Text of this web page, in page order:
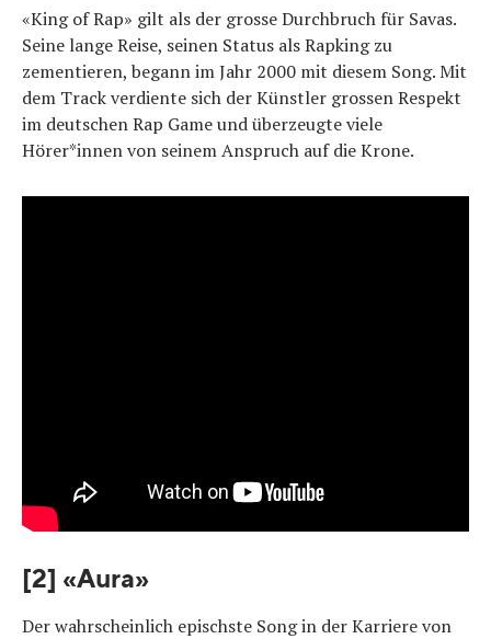
«King of Rap» gilt als der grosse Durchbruch für Savas.
Seine lange Reise, seinen Status als Rapking zu
zementieren, begann im Jahr 2000 mit diesem Song. Mit
dem Track verdiente sich der Künstler grossen Respekt
im deutschen Rap Game und überzeugte viele
Hörer*innen von seinem Anspruch auf die Krone.
[2] «Aura»
Der wahrscheinlich epischste Song in der Karriere von